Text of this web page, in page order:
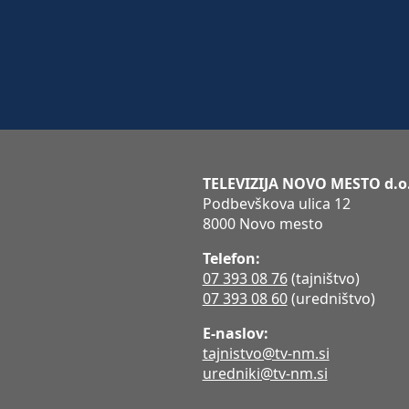
TELEVIZIJA NOVO MESTO
Podbevškova ulica 12
8000 Novo mesto
Telefon:
07 393 08 76(tajništvo)
07 393 08 60(uredništvo)
E-naslov:
tajnistvo@tv-nm.si
uredniki@tv-nm.si